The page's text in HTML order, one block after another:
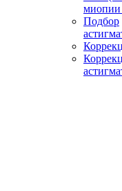
миопии
Подбор